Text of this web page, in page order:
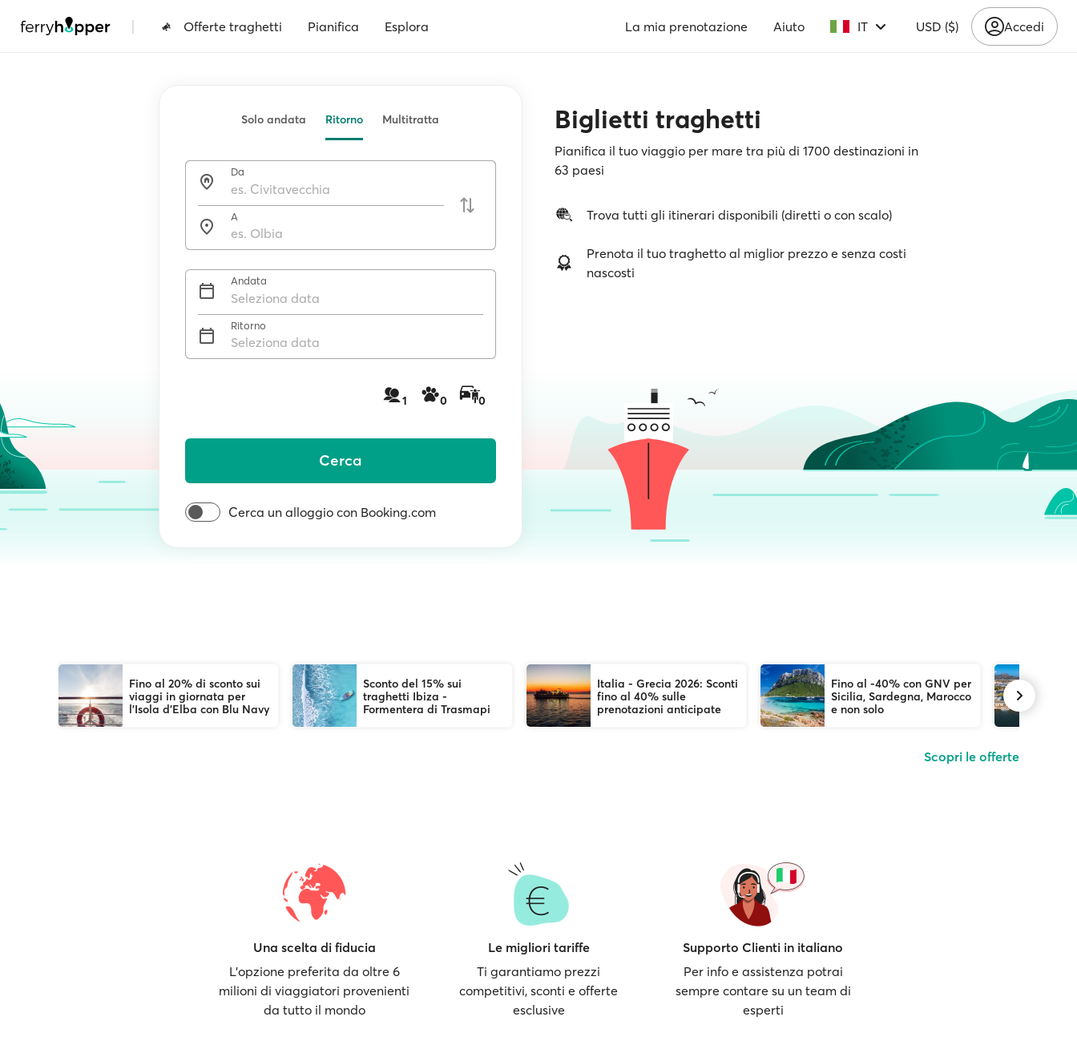
| Offerte traghetti Pianifica Esplora La mia prenotazione Aiuto IT USD ($) Accedi
Solo andata Ritorno Multitratta
Da
A
Andata
Ritorno
1 0 0
Cerca
Cerca un alloggio con Booking.com
Biglietti traghetti
Pianifica il tuo viaggio per mare tra più di 1700 destinazioni in
63 paesi
Trova tutti gli itinerari disponibili (diretti o con scalo)
Prenota il tuo traghetto al miglior prezzo e senza costi
nascosti
Fino al 20% di sconto sui
viaggi in giornata per
l'Isola d’Elba con Blu Navy
Sconto del 15% sui
traghetti Ibiza -
Formentera di Trasmapi
Italia - Grecia 2026: Sconti
fino al 40% sulle
prenotazioni anticipate
Fino al -40% con GNV per
Sicilia, Sardegna, Marocco
e non solo
Scopri le offerte
Una scelta di fiducia
L'opzione preferita da oltre 6
milioni di viaggiatori provenienti
da tutto il mondo
Le migliori tariffe
Ti garantiamo prezzi
competitivi, sconti e offerte
esclusive
Supporto Clienti in italiano
Per info e assistenza potrai
sempre contare su un team di
esperti